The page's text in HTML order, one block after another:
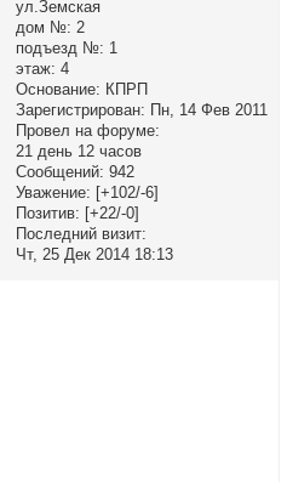
ул.Земская
дом №: 2
подъезд №: 1
этаж: 4
Основание: КПРП
Зарегистрирован: Пн, 14 Фев 2011
Провел на форуме:
21 день 12 часов
Сообщений: 942
Уважение: [+102/-6]
Позитив: [+22/-0]
Последний визит:
Чт, 25 Дек 2014 18:13